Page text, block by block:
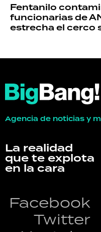
Fentanilo
funcionarias de
estrecha el cerco
Agencia de noticias y
La realidad
que te explota
en la cara
Facebook
Twitter